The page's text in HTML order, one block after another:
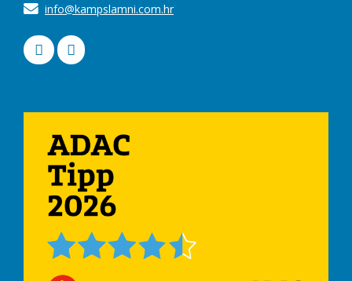
info@kampslamni.com.hr